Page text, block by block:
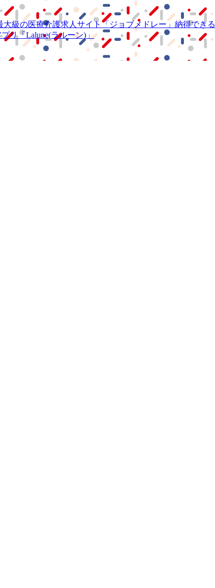
大級の医療介護求人サイト 「ジョブメドレー」 納得できる
リ「Lalune(ラルーン)」